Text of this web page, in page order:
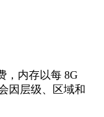
，内存以每 8G
因层级、区域和